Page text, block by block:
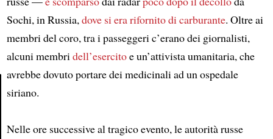
Sochi, in Russia,dove si era rifornito di carburante. Oltre ai
membri del coro, tra i passeggeri c’erano dei giornalisti,
alcuni membridell’esercitoe un’attivista umanitaria, che
avrebbe dovuto portare dei medicinali ad un ospedale
siriano.
Nelle ore successive al tragico evento, le autorità russe